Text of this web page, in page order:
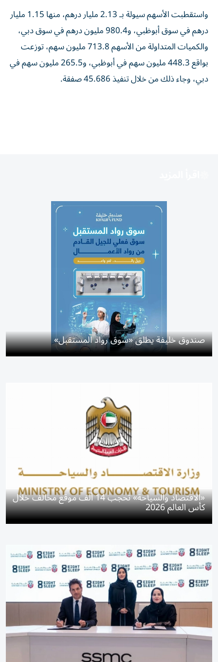
واستقطبت الأسهم سيولة بـ 2.13 مليار درهم، منها 1.15 مليار
درهم في سوق أبوظبي، و980.4 مليون درهم في سوق دبي،
والكميات المتداولة من الأسهم 713.8 مليون سهم، توزعت
بواقع 448.3 مليون سهم في أبوظبي، و265.5 مليون سهم في
دبي، وجاء ذلك من خلال تنفيذ 45.686 صفقة.
صندوق خليفة يطلق «سوق رواد المستقبل»
«الاقتصاد والسياحة» تحجب 14 ألف موقع مخالف خلال
كأس العالم 2026